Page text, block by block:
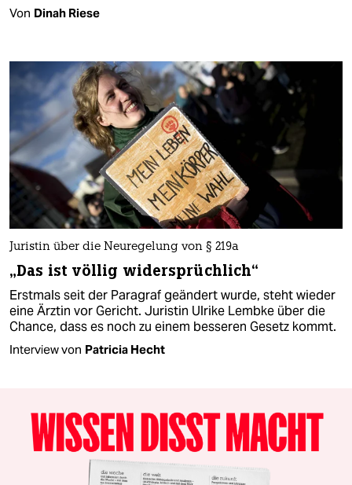
Von Dinah Riese
Juristin über die Neuregelung von § 219a
„Das ist völlig widersprüchlich“
Erstmals seit der Paragraf geändert wurde, steht wieder
eine Ärztin vor Gericht. Juristin Ulrike Lembke über die
Chance, dass es noch zu einem besseren Gesetz kommt.
Interview von Patricia Hecht